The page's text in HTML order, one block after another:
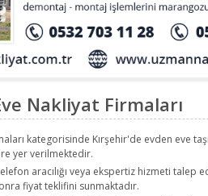
Nakliyat Firmaları
kategorisinde Kırşehir'de evden eve
yer verilmektedir.
aracılığı veya ekspertiz hizmeti talep
fiyat teklifini sunmaktadır.